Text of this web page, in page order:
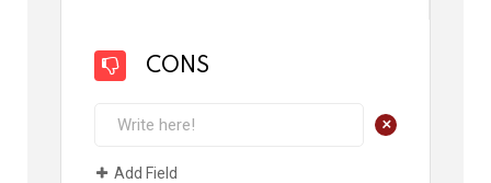
CONS
+
Add Field